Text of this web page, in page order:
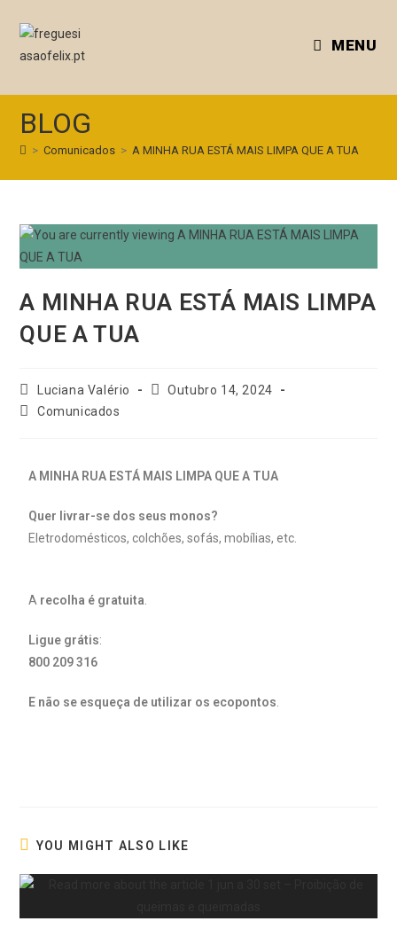
MENU
BLOG
> Comunicados > A MINHA RUA ESTÁ MAIS LIMPA QUE A TUA
A MINHA RUA ESTÁ MAIS LIMPA
QUE A TUA
Luciana Valério
Outubro 14, 2024
Comunicados
A MINHA RUA ESTÁ MAIS LIMPA QUE A TUA
Quer livrar-se dos seus monos?
Eletrodomésticos, colchões, sofás, mobílias, etc.
A recolha é gratuita
Ligue grátis:
800 209 316
E não se esqueça de utilizar os ecopontos
YOU MIGHT ALSO LIKE